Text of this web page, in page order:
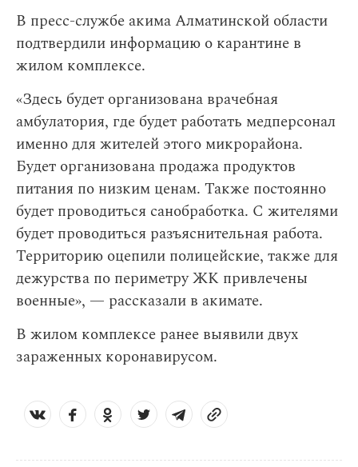
В пресс-службе акима Алматинской области
подтвердили информацию о карантине в
жилом комплексе.
«Здесь будет организована врачебная
амбулатория, где будет работать медперсонал
именно для жителей этого микрорайона.
Будет организована продажа продуктов
питания по низким ценам. Также постоянно
будет проводиться санобработка. С жителями
будет проводиться разъяснительная работа.
Территорию оцепили полицейские, также для
дежурства по периметру ЖК привлечены
военные», — рассказали в акимате.
В жилом комплексе ранее выявили двух
зараженных коронавирусом.